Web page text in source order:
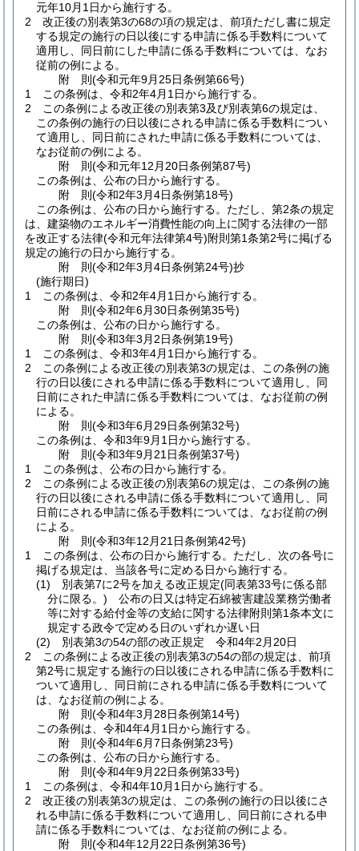
元年10月1日から施行する。
2
改正後の別表第3の68の項の規定は、前項ただし書に規定
する規定の施行の日以後にする申請に係る手数料について
適用し、同日前にした申請に係る手数料については、なお
従前の例による。
附 則(令和元年9月25日条例第66号)
1
この条例は、令和2年4月1日から施行する。
2
この条例による改正後の別表第3及び別表第6の規定は、
この条例の施行の日以後にされる申請に係る手数料につい
て適用し、同日前にされた申請に係る手数料については、
なお従前の例による。
附 則(令和元年12月20日条例第87号)
この条例は、公布の日から施行する。
附 則(令和2年3月4日条例第18号)
この条例は、公布の日から施行する。 ただし、第2条の規定
は、建築物のエネルギー消費性能の向上に関する法律の一部
を改正する法律(令和元年法律第4号)附則第1条第2号に掲げる
規定の施行の日から施行する。
附 則(令和2年3月4日条例第24号)抄
(施行期日)
1
この条例は、令和2年4月1日から施行する。
附 則(令和2年6月30日条例第35号)
この条例は、公布の日から施行する。
附 則(令和3年3月2日条例第19号)
1
この条例は、令和3年4月1日から施行する。
2
この条例による改正後の別表第3の規定は、この条例の施
行の日以後にされる申請に係る手数料について適用し、同
日前にされた申請に係る手数料については、なお従前の例
による。
附 則(令和3年6月29日条例第32号)
この条例は、令和3年9月1日から施行する。
附 則(令和3年9月21日条例第37号)
1
この条例は、公布の日から施行する。
2
この条例による改正後の別表第6の規定は、この条例の施
行の日以後にされる申請に係る手数料について適用し、同
日前にされる申請に係る手数料については、なお従前の例
による。
附 則(令和3年12月21日条例第42号)
1
この条例は、公布の日から施行する。 ただし、次の各号に
掲げる規定は、当該各号に定める日から施行する。
(1)
別表第7に2号を加える改正規定(同表第33号に係る部
分に限る。) 公布の日又は特定石綿被害建設業務労働者
等に対する給付金等の支給に関する法律附則第1条本文に
規定する政令で定める日のいずれか遅い日
(2)
別表第3の54の部の改正規定 令和4年2月20日
2
この条例による改正後の別表第3の54の部の規定は、前項
第2号に規定する施行の日以後にされる申請に係る手数料に
ついて適用し、同日前にされる申請に係る手数料について
は、なお従前の例による。
附 則(令和4年3月28日条例第14号)
この条例は、令和4年4月1日から施行する。
附 則(令和4年6月7日条例第23号)
この条例は、公布の日から施行する。
附 則(令和4年9月22日条例第33号)
1
この条例は、令和4年10月1日から施行する。
2
改正後の別表第3の規定は、この条例の施行の日以後にさ
れる申請に係る手数料について適用し、同日前にされる申
請に係る手数料については、なお従前の例による。
附 則(令和4年12月22日条例第36号)